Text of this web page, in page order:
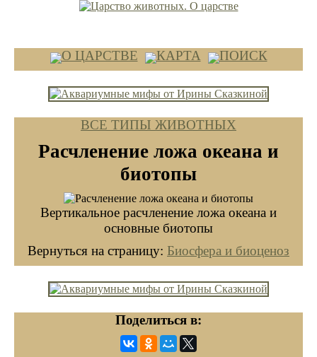
О ЦАРСТВЕ КАРТА ПОИСК
ВСЕ ТИПЫ ЖИВОТНЫХ
Расчленение ложа океана и
биотопы
Вертикальное расчленение ложа океана и
основные биотопы
Вернуться на страницу: Биосфера и биоценоз
Поделиться в: